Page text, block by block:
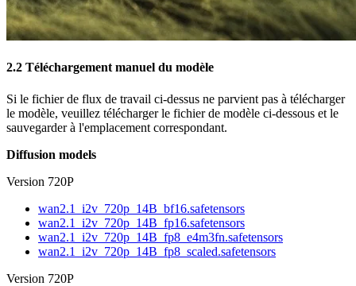
2.2 Téléchargement manuel du modèle
Si le fichier de flux de travail ci-dessus ne parvient pas à télécharger
le modèle, veuillez télécharger le fichier de modèle ci-dessous et le
sauvegarder à l'emplacement correspondant.
Diffusion models
Version 720P
wan2.1_i2v_720p_14B_bf16.safetensors
wan2.1_i2v_720p_14B_fp16.safetensors
wan2.1_i2v_720p_14B_fp8_e4m3fn.safetensors
wan2.1_i2v_720p_14B_fp8_scaled.safetensors
Version 720P